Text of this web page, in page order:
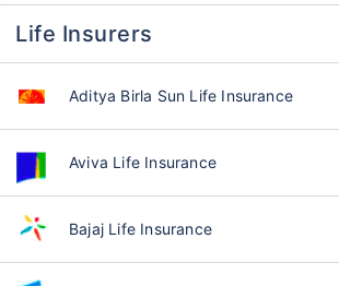
Life Insurers
Aditya Birla Sun Life Insurance
Aviva Life Insurance
Bajaj Life Insurance